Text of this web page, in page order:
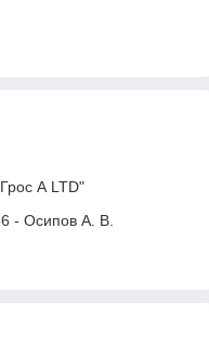
А LTD"
- Осипов А. В.